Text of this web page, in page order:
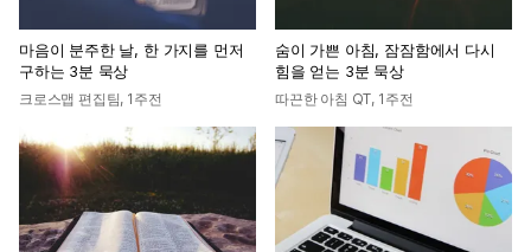
마음이 분주한 날, 한 가지를 먼저
구하는 3분 묵상
크로스맵 편집팀, 1주전
숨이 가쁜 아침, 잠잠함에서 다시
힘을 얻는 3분 묵상
따끈한 아침 QT, 1주전